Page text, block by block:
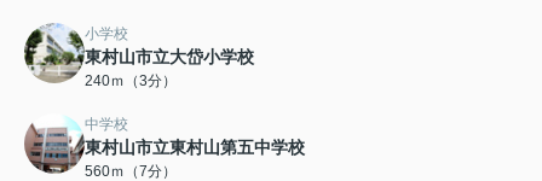
小学校
東村山市立大岱小学校
240ｍ（3分）
中学校
東村山市立東村山第五中学校
560ｍ（7分）